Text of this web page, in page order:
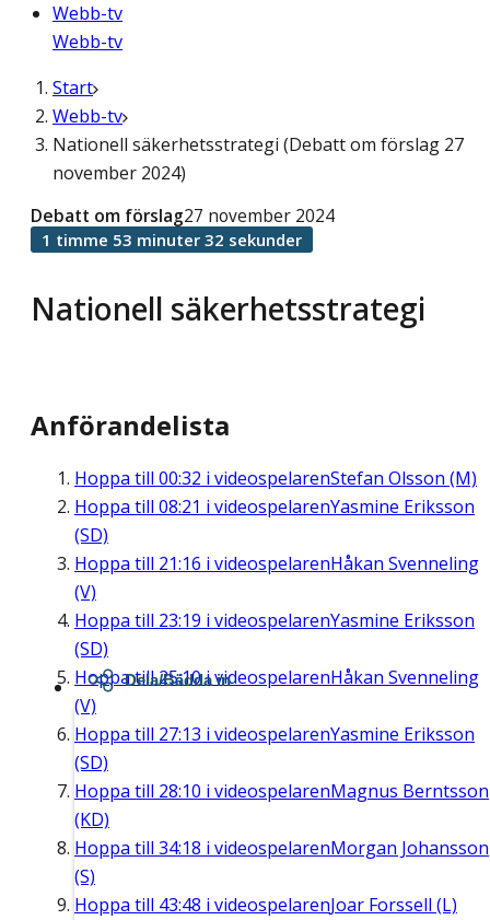
Webb-tv
Webb-tv
Start
Webb-tv
Nationell säkerhetsstrategi (Debatt om förslag 27
november 2024)
Nationell säkerhetsstrategi
Debatt om förslag27 november 2024
1 timme 53 minuter 32 sekunder
Anförandelista
Hoppa till 00:32 i videospelarenStefan Olsson (M)
Hoppa till 08:21 i videospelarenYasmine Eriksson
(SD)
Hoppa till 21:16 i videospelarenHåkan Svenneling
(V)
Hoppa till 23:19 i videospelarenYasmine Eriksson
(SD)
Hoppa till25:10i videospelarenHåkan Svenneling
(V)
Hoppa till 27:13 i videospelarenYasmine Eriksson
(SD)
Hoppa till 28:10 i videospelarenMagnus Berntsson
(KD)
Hoppa till 34:18 i videospelarenMorgan Johansson
(S)
Hoppa till 43:48 i videospelarenJoar Forssell (L)
Dela/Bädda in